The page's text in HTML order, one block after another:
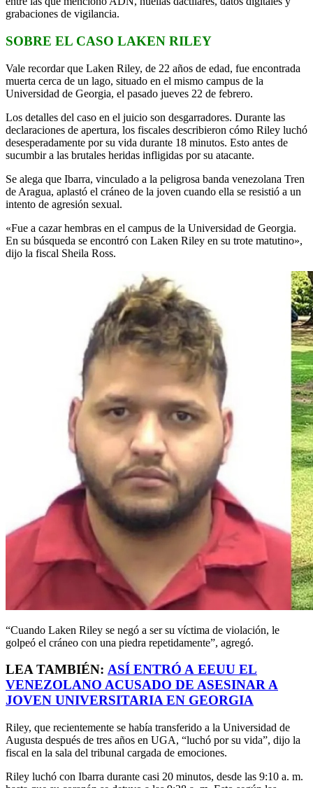
grabaciones de vigilancia.
SOBRE EL CASO LAKEN RILEY
Vale recordar que Laken Riley, de 22 años de edad, fue encontrada
muerta cerca de un lago, situado en el mismo campus de la
Universidad de Georgia, el pasado jueves 22 de febrero.
Los detalles del caso en el juicio son desgarradores. Durante las
declaraciones de apertura, los fiscales describieron cómo Riley luchó
desesperadamente por su vida durante 18 minutos. Esto antes de
sucumbir a las brutales heridas infligidas por su atacante.
Se alega que Ibarra, vinculado a la peligrosa banda venezolana Tren
de Aragua, aplastó el cráneo de la joven cuando ella se resistió a un
intento de agresión sexual.
«Fue a cazar hembras en el campus de la Universidad de Georgia.
En su búsqueda se encontró con Laken Riley en su trote matutino»,
dijo la fiscal Sheila Ross.
“Cuando Laken Riley se negó a ser su víctima de violación, le
golpeó el cráneo con una piedra repetidamente”, agregó.
LEA TAMBIÉN: ASÍ ENTRÓ A EEUU EL
VENEZOLANO ACUSADO DE ASESINAR A
JOVEN UNIVERSITARIA EN GEORGIA
Riley, que recientemente se había transferido a la Universidad de
Augusta después de tres años en UGA, “luchó por su vida”, dijo la
fiscal en la sala del tribunal cargada de emociones.
Riley luchó con Ibarra durante casi 20 minutos, desde las 9:10 a. m.